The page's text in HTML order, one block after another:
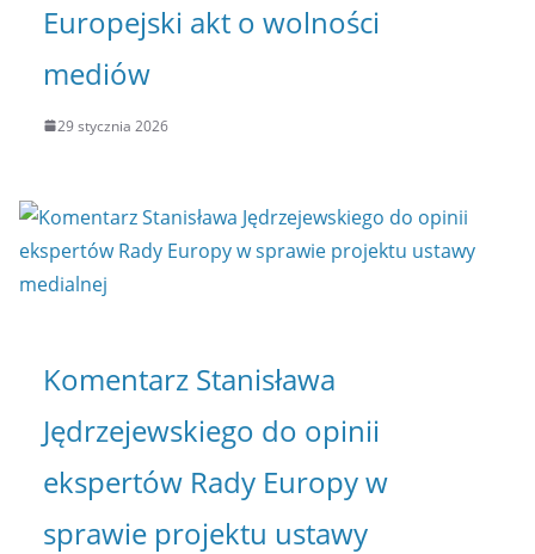
Europejski akt o wolności
mediów
29 stycznia 2026
Komentarz Stanisława
Jędrzejewskiego do opinii
ekspertów Rady Europy w
sprawie projektu ustawy